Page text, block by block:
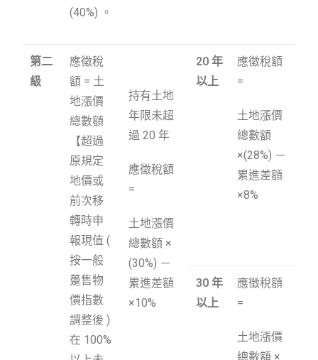
(40%) 。
第二
級
應徵稅
額 = 土
地漲價
總數額
【超過
原規定
地價或
前次移
轉時申
報現值 (
按一般
躉售物
價指數
調整後 )
在 100%
持有土地
年限未超
過 20 年
應徵稅額
=
土地漲價
總數額 ×
(30%) －
累進差額
×10%
20年
以上
應徵稅額
=
土地漲價
總數額
×(28%) －
累進差額
×8%
30年
以上
應徵稅額
=
土地漲價
總數額 ×